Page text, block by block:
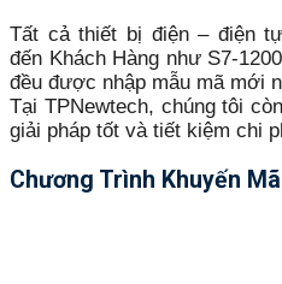
Tất cả thiết bị điện – điện
đến Khách Hàng như S7-
đều được nhập mẫu mã mới
Tại TPNewtech, chúng tôi
giải pháp tốt và tiết kiệm chi
Chương Trình Khuyến